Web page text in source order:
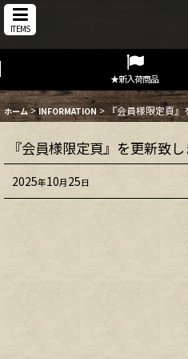
ITEMS
★新入荷商品
ホーム > INFORMATION > 『会員様限定頁
『会員様限定頁』を更新致
2025年10月25日